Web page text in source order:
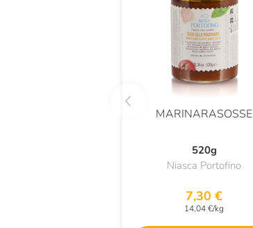
MARINARASOSSE
520g
Niasca Portofino
7,30 €
14,04 €/kg